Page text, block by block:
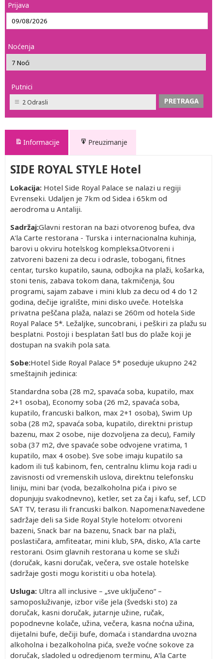
Prijava
Noćenja
Putnici
2 Odrasli
Informacije Preuzimanje
SIDE ROYAL STYLE Hotel
Lokacija: Hotel Side Royal Palace se nalazi u regiji
Evrenseki. Udaljen je 7km od Sidea i 65km od
aerodroma u Antaliji.
Sadržaj:Glavni restoran na bazi otvorenog bufea, dva
A'la Carte restorana - Turska i internacionalna kuhinja,
barovi u okviru hotelskog kompleksa.Otvoreni i
zatvoreni bazeni za decu i odrasle, tobogani, fitnes
centar, tursko kupatilo, sauna, odbojka na plaži, košarka,
stoni tenis, zabava tokom dana, takmičenja, šou
programi, sajam zabave i mini klub za decu od 4 do 12
godina, dečije igralište, mini disko uveče. Hotelska
privatna peščana plaža, nalazi se 260m od hotela Side
Royal Palace 5*. Ležaljke, suncobrani, i peškiri za plažu su
besplatni. Postoji i besplatan šatl bus do plaže koji je
dostupan na svakih pola sata.
Sobe:Hotel Side Royal Palace 5* poseduje ukupno 242
smeštajnih jedinica:
Standardna soba (28 m2, spavaća soba, kupatilo, max
2+1 osoba), Economy soba (26 m2, spavaća soba,
kupatilo, francuski balkon, max 2+1 osoba), Swim Up
soba (28 m2, spavaća soba, kupatilo, direktni pristup
bazenu, max 2 osobe, nije dozvoljena za decu), Family
soba (37 m2, dve spavaće sobe odvojene vratima, 1
kupatilo, max 4 osobe). Sve sobe imaju kupatilo sa
kadom ili tuš kabinom, fen, centralnu klimu koja radi u
zavisnosti od vremenskih uslova, direktnu telefonsku
liniju, mini bar (voda, bezalkoholna pića i pivo se
dopunjuju svakodnevno), ketler, set za čaj i kafu, sef, LCD
SAT TV, terasu ili francuski balkon. Napomena:Navedene
sadržaje deli sa Side Royal Style hotelom: otvoreni
bazeni, Snack bar na bazenu, Snack bar na plaži,
poslastičara, amfiteatar, mini klub, SPA, disko, A'la carte
restorani. Osim glavnih restorana u kome se služi
(doručak, kasni doručak, večera, sve ostale hotelske
sadržaje gosti mogu koristiti u oba hotela).
Usluga: Ultra all inclusive – „sve uključeno“ –
samoposluživanje, izbor više jela (švedski sto) za
doručak, kasni doručak, jutarnje užine, ručak,
popodnevne kolače, užina, večera, kasna noćna užina,
dijetalni bufe, dečiji bufe, domaća i standardna uvozna
alkoholna i bezalkoholna pića, sveže voćne sokove za
doručak, sladoled u odredjenom terminu, A'la Carte